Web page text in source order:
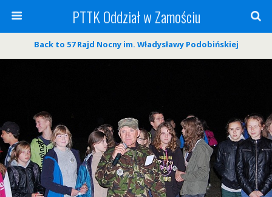
PTTK Oddział w Zamościu
Back to 57 Rajd Nocny im. Władysławy Podobińskiej